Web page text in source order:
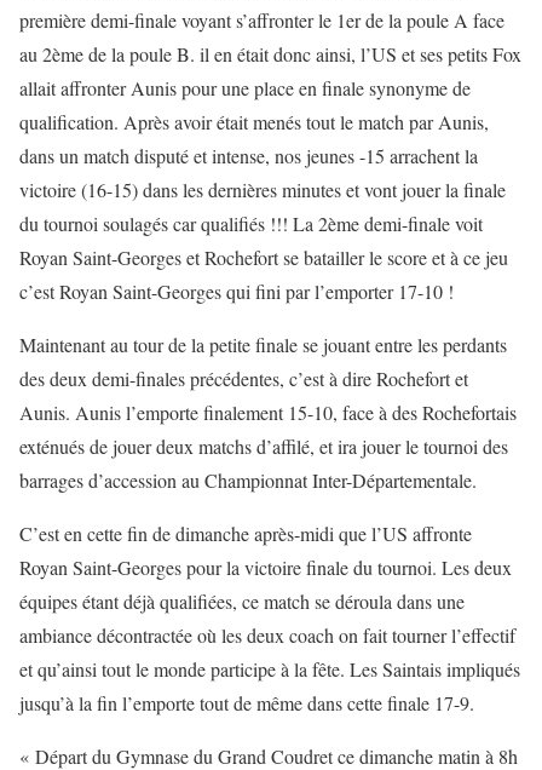
première demi-finale voyant s’affronter le 1er de la poule A face
au 2ème de la poule B. il en était donc ainsi, l’US et ses petits Fox
allait affronter Aunis pour une place en finale synonyme de
qualification. Après avoir était menés tout le match par Aunis,
dans un match disputé et intense, nos jeunes -15 arrachent la
victoire (16-15) dans les dernières minutes et vont jouer la finale
du tournoi soulagés car qualifiés !!! La 2ème demi-finale voit
Royan Saint-Georges et Rochefort se batailler le score et à ce jeu
c’est Royan Saint-Georges qui fini par l’emporter 17-10 !
Maintenant au tour de la petite finale se jouant entre les perdants
des deux demi-finales précédentes, c’est à dire Rochefort et
Aunis. Aunis l’emporte finalement 15-10, face à des Rochefortais
exténués de jouer deux matchs d’affilé, et ira jouer le tournoi des
barrages d’accession au Championnat Inter-Départementale.
C’est en cette fin de dimanche après-midi que l’US affronte
Royan Saint-Georges pour la victoire finale du tournoi. Les deux
équipes étant déjà qualifiées, ce match se déroula dans une
ambiance décontractée où les deux coach on fait tourner l’effectif
et qu’ainsi tout le monde participe à la fête. Les Saintais impliqués
jusqu’à la fin l’emporte tout de même dans cette finale 17-9.
« Départ du Gymnase du Grand Coudret ce dimanche matin à 8h